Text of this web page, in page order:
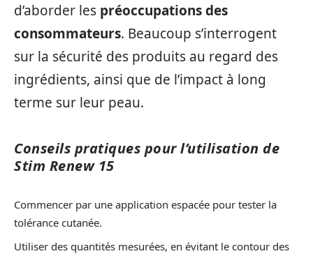
d’aborder les préoccupations des
consommateurs. Beaucoup s’interrogent
sur la sécurité des produits au regard des
ingrédients, ainsi que de l’impact à long
terme sur leur peau.
Conseils pratiques pour l’utilisation de
Stim Renew 15
Commencer par une application espacée pour tester la
tolérance cutanée.
Utiliser des quantités mesurées, en évitant le contour des